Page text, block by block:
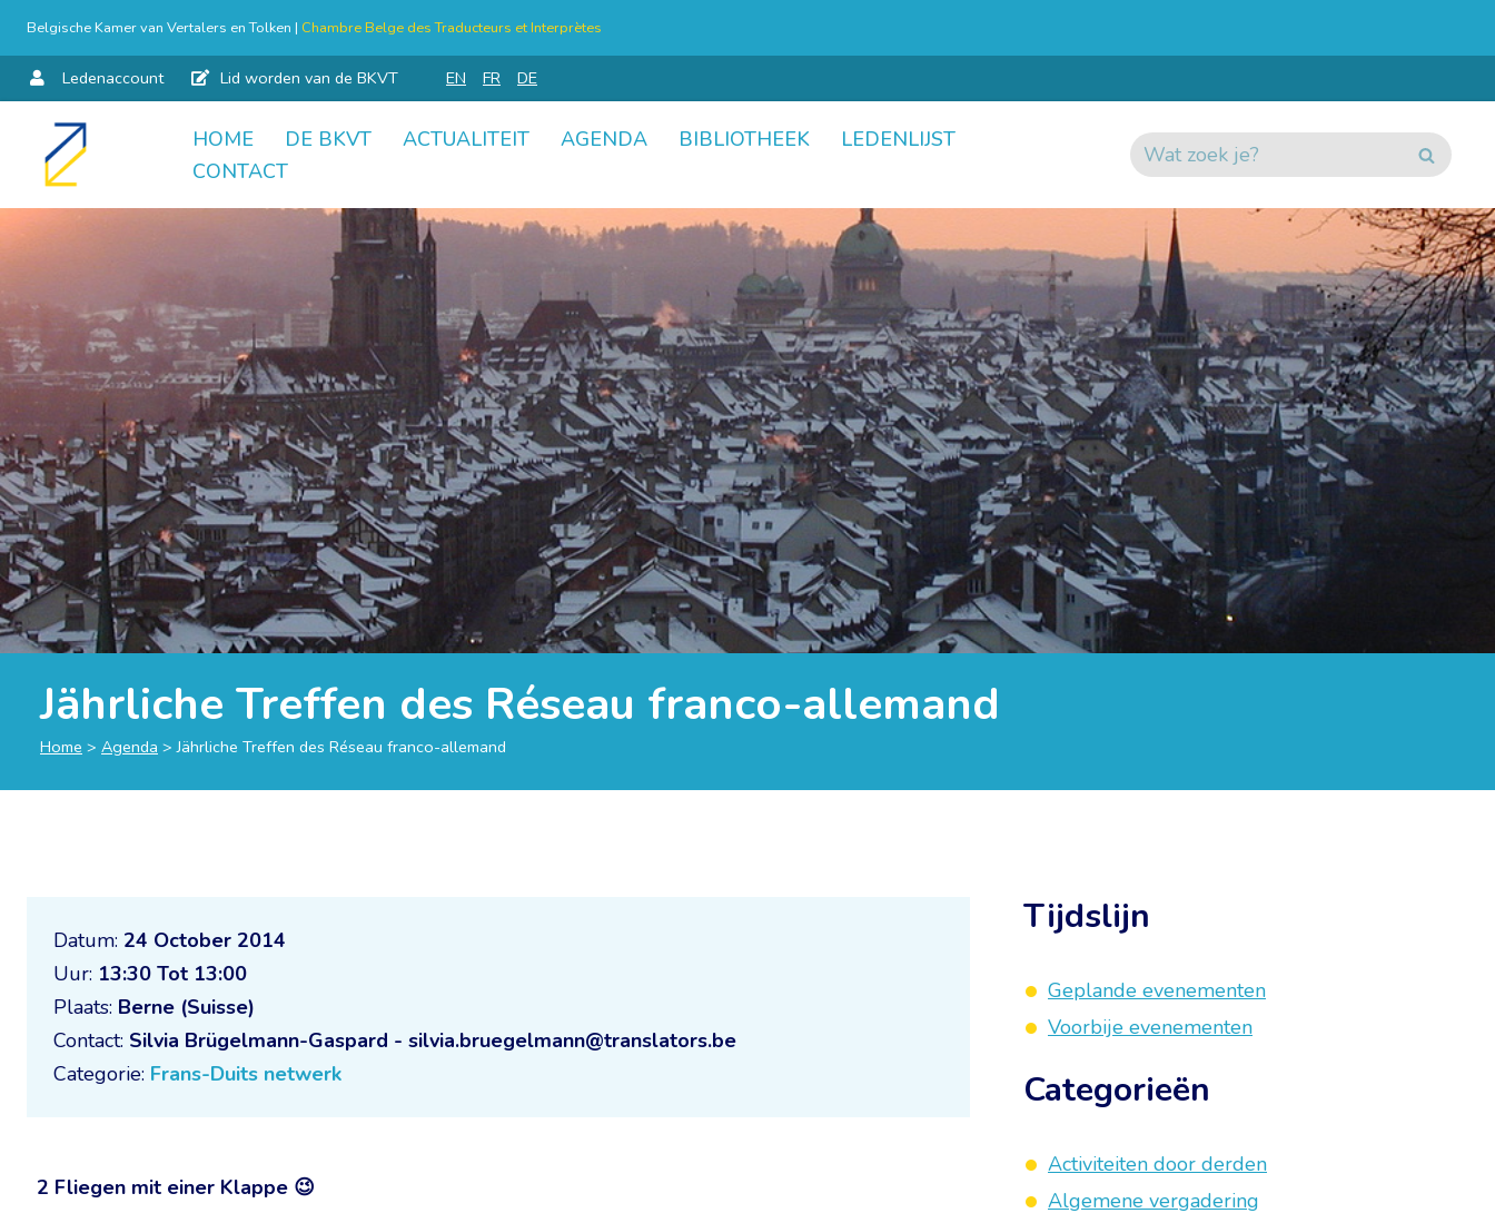
Belgische Kamer van Vertalers en Tolken | Chambre Belge des Traducteurs et Interprètes
Ledenaccount Lid worden van de BKVT EN FR DE
Skip
HOME DE BKVT ACTUALITEIT AGENDA BIBLIOTHEEK
LEDENLIJST
CONTACT
Jährliche Treffen des Réseau franco-allemand
Home > Agenda >Jährliche Treffen des Réseau franco-allemand
Datum: 24 October 2014
Uur: 13:30 Tot 13:00
Plaats: Berne (Suisse)
Contact: Silvia Brügelmann-Gaspard - silvia.bruegelmann@translators.be
Categorie: Frans-Duits netwerk
2 Fliegen mit einer Klappe 😉
Tijdslijn
Geplande evenementen
Voorbije evenementen
Categorieën
Activiteiten door derden
Algemene vergadering